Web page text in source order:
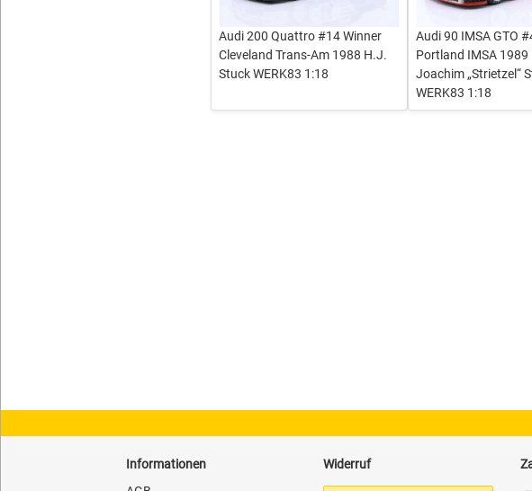
Audi 200 Quattro #14 Winner
Cleveland Trans-Am 1988 H.J.
Stuck WERK83 1:18
Audi 90 IMSA GTO
Portland IMSA 1989
Joachim „Strietzel“
WERK83 1:18
Informationen
Widerruf